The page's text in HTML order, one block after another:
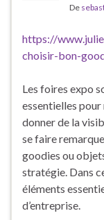
De
https://
choisir-bon-
Les foires expo
essentielles
donner de la
se faire
goodies ou
stratégie. Dans
éléments
d’entreprise.